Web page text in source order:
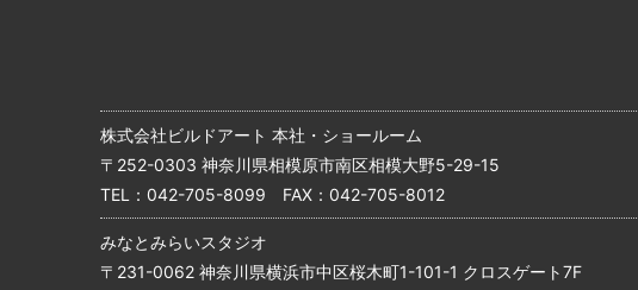
株式会社ビルドアート 本社・ショールーム
〒252-0303 神奈川県相模原市南区相模大野5-29-15
TEL： 042-705-8099 FAX：042-705-8012
みなとみらいスタジオ
〒231-0062 神奈川県横浜市中区桜木町1-101-1 クロスゲート7F